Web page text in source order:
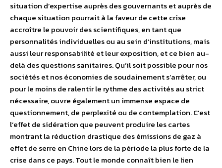
situation d’expertise auprès des gouvernants et auprès de
chaque situation pourrait à la faveur de cette crise
accroître le pouvoir des scientifiques, en tant que
personnalités individuelles ou au sein d’institutions, mais
aussi leur responsabilité et leur exposition, et ce bien au-
delà des questions sanitaires. Qu’il soit possible pour nos
sociétés et nos économies de soudainement s’arrêter, ou
pour le moins de ralentir le rythme des activités au strict
nécessaire, ouvre également un immense espace de
questionnement, de perplexité ou de contemplation. C’est
l’effet de sidération que peuvent produire les cartes
montrant la réduction drastique des émissions de gaz à
effet de serre en Chine lors de la période la plus forte de la
crise dans ce pays. Tout le monde connaît bien le lien